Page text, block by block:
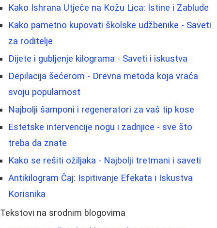
Kako Ishrana Utječe na Kožu Lica: Istine i Zablude
Kako pametno kupovati školske udžbenike - Saveti
za roditelje
Dijete i gubljenje kilograma - Saveti i iskustva
Depilacija šećerom - Drevna metoda koja vraća
svoju popularnost
Najbolji šamponi i regeneratori za vaš tip kose
Estetske intervencije nogu i zadnjice - sve što
treba da znate
Kako se rešiti ožiljaka - Najbolji tretmani i saveti
Antikilogram Čaj: Ispitivanje Efekata i Iskustva
Korisnika
Tekstovi na srodnim blogovima